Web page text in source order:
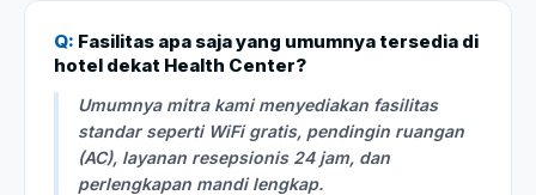
Q: Fasilitas apa saja yang umumnya tersedia di
hotel dekat Health Center?
Umumnya mitra kami menyediakan fasilitas
standar seperti WiFi gratis, pendingin ruangan
(AC), layanan resepsionis 24 jam, dan
perlengkapan mandi lengkap.